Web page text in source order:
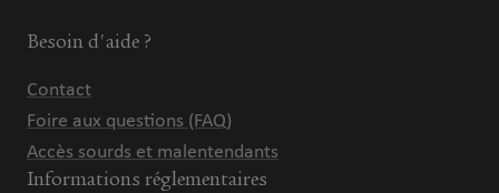
Besoin d'aide ?
Contact
Foire aux questions (FAQ)
Accès sourds et malentendants
Informations réglementaires